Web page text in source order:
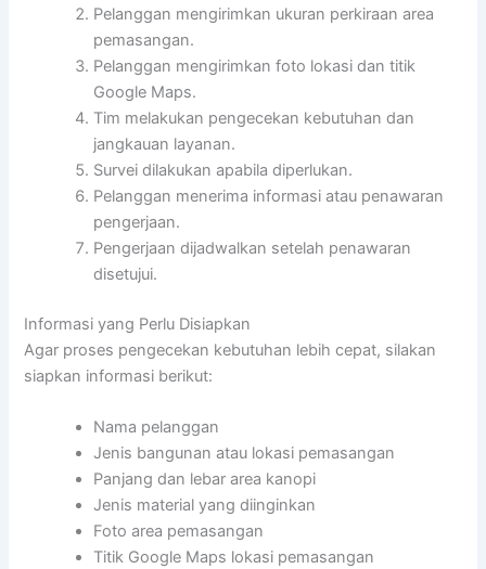
Pelanggan mengirimkan ukuran perkiraan area
pemasangan.
Pelanggan mengirimkan foto lokasi dan titik
Google Maps.
Tim melakukan pengecekan kebutuhan dan
jangkauan layanan.
Survei dilakukan apabila diperlukan.
Pelanggan menerima informasi atau penawaran
pengerjaan.
Pengerjaan dijadwalkan setelah penawaran
disetujui.
Informasi yang Perlu Disiapkan
Agar proses pengecekan kebutuhan lebih cepat, silakan
siapkan informasi berikut:
Nama pelanggan
Jenis bangunan atau lokasi pemasangan
Panjang dan lebar area kanopi
Jenis material yang diinginkan
Foto area pemasangan
Titik Google Maps lokasi pemasangan